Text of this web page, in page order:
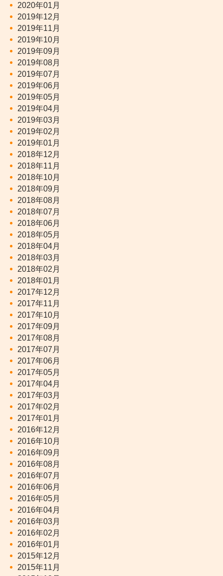
2020年01月
2019年12月
2019年11月
2019年10月
2019年09月
2019年08月
2019年07月
2019年06月
2019年05月
2019年04月
2019年03月
2019年02月
2019年01月
2018年12月
2018年11月
2018年10月
2018年09月
2018年08月
2018年07月
2018年06月
2018年05月
2018年04月
2018年03月
2018年02月
2018年01月
2017年12月
2017年11月
2017年10月
2017年09月
2017年08月
2017年07月
2017年06月
2017年05月
2017年04月
2017年03月
2017年02月
2017年01月
2016年12月
2016年10月
2016年09月
2016年08月
2016年07月
2016年06月
2016年05月
2016年04月
2016年03月
2016年02月
2016年01月
2015年12月
2015年11月